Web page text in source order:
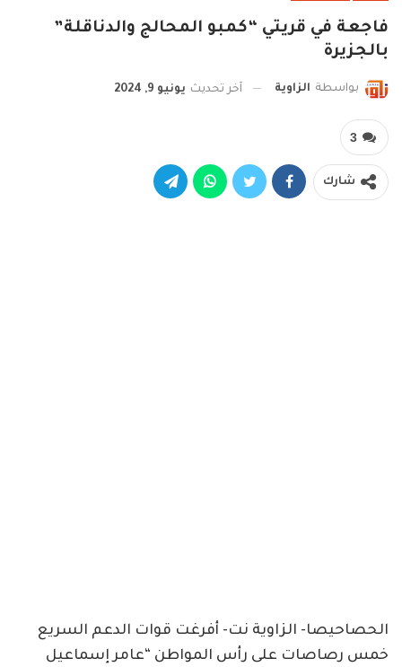
فاجعة في قريتي “كمبو المحالج والدناقلة”
بالجزيرة
بواسطة الزاوية آخر تحديث يونيو 9, 2024
3
شارك
الحصاحيصا- الزاوية نت- أفرغت قوات الدعم السريع
خمس رصاصات على رأس المواطن “عامر إسماعيل